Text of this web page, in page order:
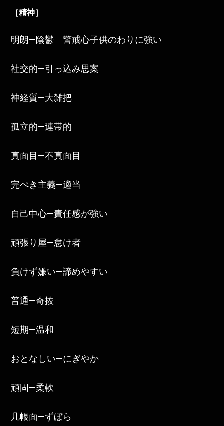
［精神］
明朗—陰鬱 警戒心子供のわりに強い
社交的—引っ込み思案
神経質—大雑把
孤立的—連帯的
真面目—不真面目
完ぺき主義—適当
自己中心—責任感が強い
頑張り屋—怠け者
負けず嫌い—諦めやすい
普通—奇抜
短期—温和
おとなしい—にぎやか
頑固—柔軟
几帳面—ずぼら